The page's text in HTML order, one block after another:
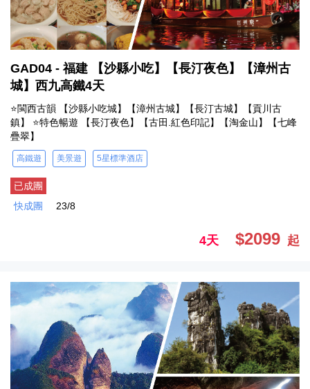
GAD04 - 福建 【沙縣小吃】【長汀夜色】【漳州古
城】西九高鐵4天
⭐閩西古韻 【沙縣小吃城】【漳州古城】【長汀古城】【貢川古
鎮】 ⭐特色暢遊 【長汀夜色】【古田.紅色印記】【淘金山】【七峰
疊翠】
高鐵遊 美景遊 5星標準酒店
已成團
快成團
23/8
4天 $2099 起